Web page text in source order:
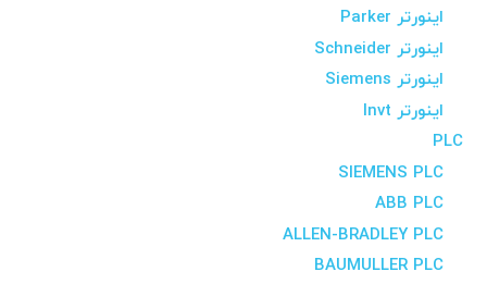
اینورتر Parker
اینورتر Schneider
اینورتر Siemens
اینورتر Invt
PLC
SIEMENS PLC
ABB PLC
ALLEN-BRADLEY PLC
BAUMULLER PLC